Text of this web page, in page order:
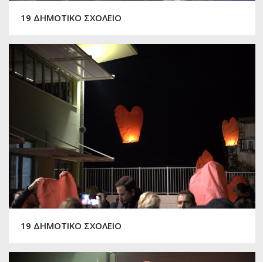
19 ΔΗΜΟΤΙΚΟ ΣΧΟΛΕΙΟ
19 ΔΗΜΟΤΙΚΟ ΣΧΟΛΕΙΟ